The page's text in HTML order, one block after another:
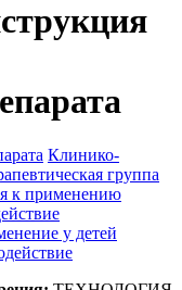
Клинико-
группа
к применению
у детей